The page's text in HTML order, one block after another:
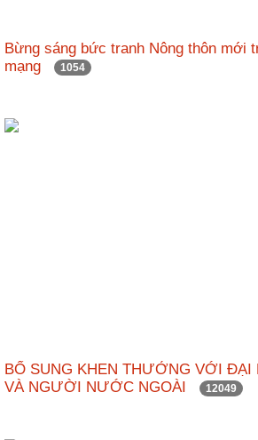
Bừng sáng bức tranh Nông thôn mới
mạng
1054
BỔ SUNG KHEN THƯỞNG VỚI ĐẠI
VÀ NGƯỜI NƯỚC NGOÀI
12049